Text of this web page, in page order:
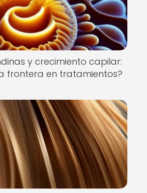
y crecimiento capilar:
frontera en tratamientos?